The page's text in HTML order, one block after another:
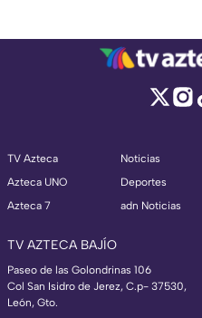
TV Azteca
Azteca UNO
Azteca 7
Noticias
Deportes
adn Noticias
TV AZTECA BAJÍO
Paseo de las Golondrinas 106
Col San Isidro de Jerez, C.p- 37530,
León, Gto.